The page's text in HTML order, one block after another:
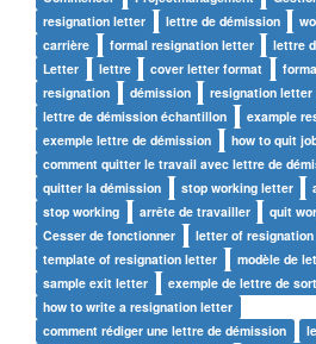
resignation letter
lettre de démission
carrière
formal resignation letter
lettre
Letter
lettre cover letter format
resignation
démission
resignation letter
lettre de démission échantillon
example
exemple lettre de démission
how to quit
comment quitter le travail avec lettre de
quitter la démission
stop working letter
stop working
arrête de travailler
quit
Cesser de fonctionner
letter of resignation
template of resignation letter
modèle de
sample exit letter
exemple de lettre de
how to write a resignation letter
comment rédiger une lettre de démission